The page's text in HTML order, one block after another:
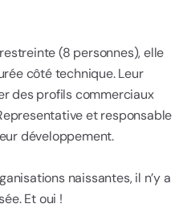
(8 personnes), elle
côté technique. Leur
des profils commerciaux
et responsable
développement.
naissantes, il n’y a
Et oui !